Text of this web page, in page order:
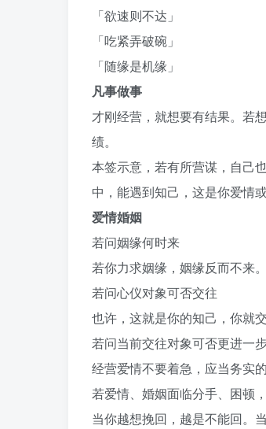
「欲速则不达」
「吃紧弄破碗」
「随缘是机缘」
凡事做事
才刚经营，就想要有结果。若
绩。
本签示意，若有所营谋，自己
中，能遇到知己，这是你爱情
爱情婚姻
若问姻缘何时来
若你力求姻缘，姻缘反而不来
若问心仪对象可否交往
也许，这就是你的知己，你就交
若问当前交往对象可否更进一
经营爱情不要着急，应当务实
若爱情、婚姻面临分手、困顿
当你越想挽回，越是不能回。